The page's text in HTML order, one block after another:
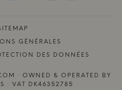
GÉNÉRALES
DES DONNÉES
· OWNED & OPERATED BY
· VAT DK46352785